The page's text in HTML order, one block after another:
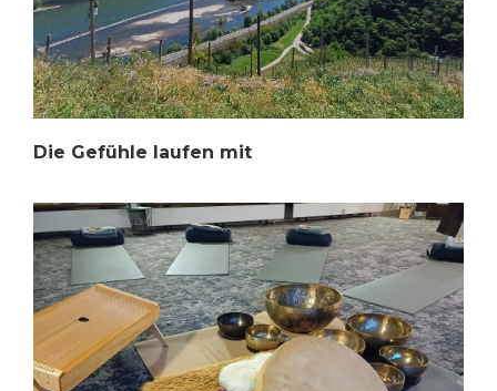
Die Gefühle laufen mit